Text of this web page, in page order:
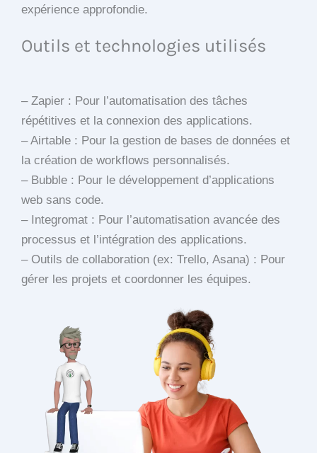
expérience approfondie.
Outils et technologies utilisés
– Zapier : Pour l’automatisation des tâches
répétitives et la connexion des applications.
– Airtable : Pour la gestion de bases de données et
la création de workflows personnalisés.
– Bubble : Pour le développement d’applications
web sans code.
– Integromat : Pour l’automatisation avancée des
processus et l’intégration des applications.
– Outils de collaboration (ex: Trello, Asana) : Pour
gérer les projets et coordonner les équipes.